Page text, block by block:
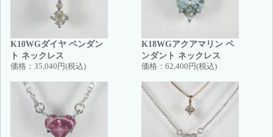
K10WGダイヤ ペンダン
ト ネックレス
価格： 35,040円(税込)
K18WGアクアマリン ペ
ンダント ネックレス
価格： 62,400円(税込)